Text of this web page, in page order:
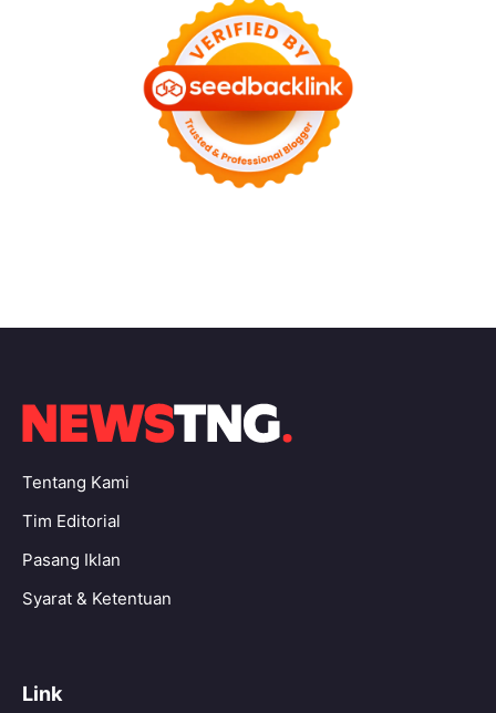
Tentang Kami
Tim Editorial
Pasang Iklan
Syarat & Ketentuan
Link